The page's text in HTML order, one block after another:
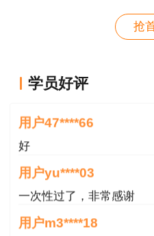
【围观
抢
学员好评
用户47****66
用户47****66
好
用户yu****03
一次性过了，非常感谢
用户m3****18